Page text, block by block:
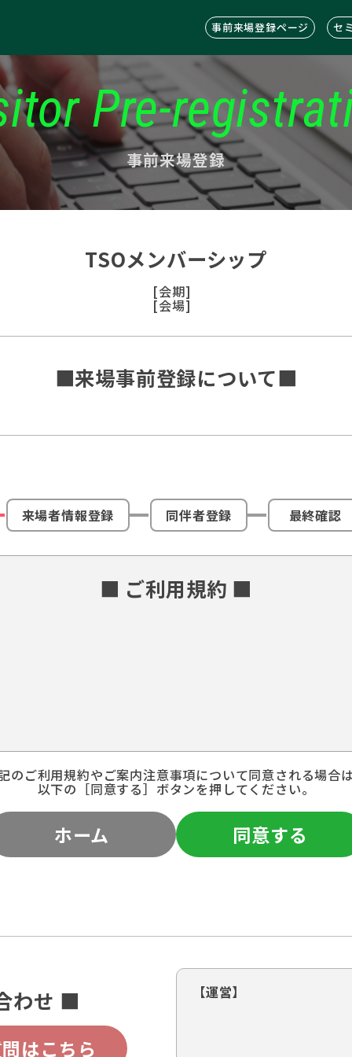
事前来場登録ページ セ
Pre-
事前来場登録
TSOメンバーシップ
[会期]
[会場]
■来場事前登録について■
来場者情報登録 同伴者登録 最終確認
■ ご利用規約 ■
のご利用規約やご案内注意事項について同意される場合
以下の［同意する］ボタンを押してください。
ホーム 同意する
わせ ■
はこちら
【運営】